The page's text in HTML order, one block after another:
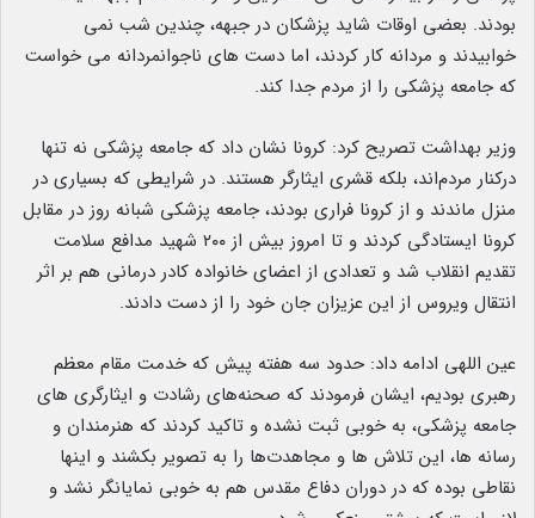
بودند. بعضی اوقات شاید پزشکان در جبهه، چندین شب نمی
خوابیدند و مردانه کار کردند، اما دست های ناجوانمردانه می خواست
که جامعه پزشکی را از مردم جدا کند.
وزیر بهداشت تصریح کرد: کرونا نشان داد که جامعه پزشکی نه تنها
درکنار مردم‌اند، بلکه قشری ایثارگر هستند. در شرایطی که بسیاری در
منزل ماندند و از کرونا فراری بودند، جامعه پزشکی شبانه روز در مقابل
کرونا ایستادگی کردند و تا امروز بیش از ۲۰۰ شهید مدافع سلامت
تقدیم انقلاب شد و تعدادی از اعضای خانواده کادر درمانی هم بر اثر
انتقال ویروس از این عزیزان جان خود را از دست دادند.
عین اللهی ادامه داد: حدود سه هفته پیش که خدمت مقام معظم
رهبری بودیم، ایشان فرمودند که صحنه‌های رشادت و ایثارگری های
جامعه پزشکی، به خوبی ثبت نشده و تاکید کردند که هنرمندان و
رسانه ها، این تلاش ها و مجاهدت‌ها را به تصویر بکشند و اینها
نقاطی بوده که در دوران دفاع مقدس هم به خوبی نمایانگر نشد و